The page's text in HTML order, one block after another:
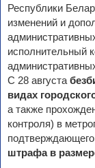
Республики
изменений и
исполнительный
С 28 августа
видах
а также
контроля) в
штрафа в